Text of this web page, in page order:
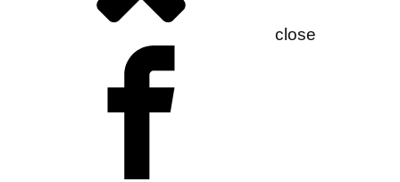
close